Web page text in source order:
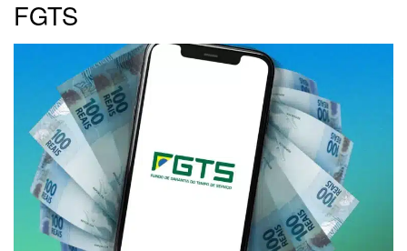
FGTS